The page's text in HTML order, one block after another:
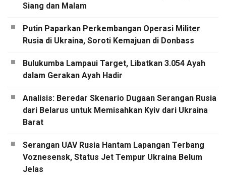
Siang dan Malam
Putin Paparkan Perkembangan Operasi Militer
Rusia di Ukraina, Soroti Kemajuan di Donbass
Bulukumba Lampaui Target, Libatkan 3.054 Ayah
dalam Gerakan Ayah Hadir
Analisis: Beredar Skenario Dugaan Serangan Rusia
dari Belarus untuk Memisahkan Kyiv dari Ukraina
Barat
Serangan UAV Rusia Hantam Lapangan Terbang
Voznesensk, Status Jet Tempur Ukraina Belum
Jelas